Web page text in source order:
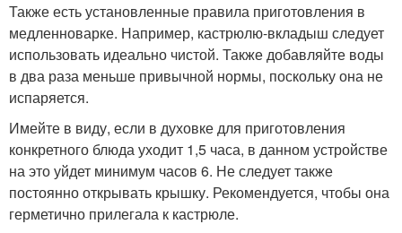
Также есть установленные правила приготовления в
медленноварке. Например, кастрюлю-вкладыш следует
использовать идеально чистой. Также добавляйте воды
в два раза меньше привычной нормы, поскольку она не
испаряется.
Имейте в виду, если в духовке для приготовления
конкретного блюда уходит 1,5 часа, в данном устройстве
на это уйдет минимум часов 6. Не следует также
постоянно открывать крышку. Рекомендуется, чтобы она
герметично прилегала к кастрюле.